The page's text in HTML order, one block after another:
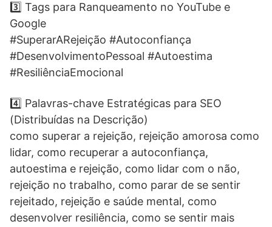
3️⃣ Tags para Ranqueamento no YouTube e
Google
#SuperarARejeição #Autoconfiança
#DesenvolvimentoPessoal #Autoestima
#ResiliênciaEmocional
4️⃣ Palavras-chave Estratégicas para SEO
(Distribuídas na Descrição)
como superar a rejeição, rejeição amorosa como
lidar, como recuperar a autoconfiança,
autoestima e rejeição, como lidar com o não,
rejeição no trabalho, como parar de se sentir
rejeitado, rejeição e saúde mental, como
desenvolver resiliência, como se sentir mais